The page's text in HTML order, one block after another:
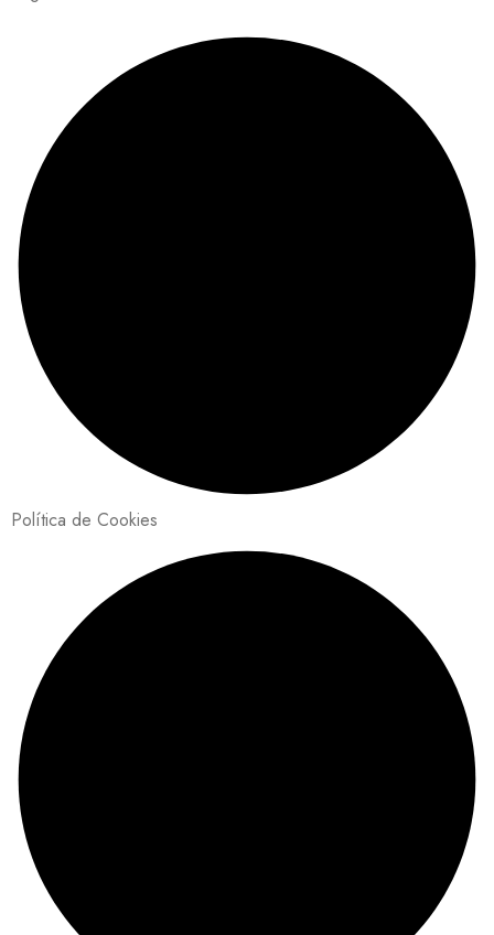
Política de Cookies